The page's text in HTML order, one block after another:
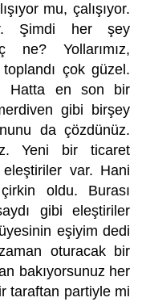
mu, çalışıyor.
Şimdi her şey
ne? Yollarımız,
çok güzel.
Hatta en son bir
gibi birşey
da çözdünüz.
Yeni bir ticaret
eleştiriler var. Hani
oldu. Burası
gibi eleştiriler
eşiyim dedi
zaman oturacak bir
bakıyorsunuz her
taraftan partiyle mi